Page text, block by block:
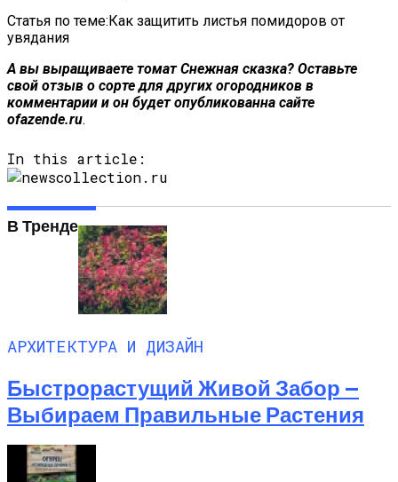
Статья по теме:Как защитить листья помидоров от
увядания
А вы выращиваете томат Снежная сказка? Оставьте
свой отзыв о сорте для других огородников в
комментарии и он будет опубликованна сайте
ofazende.ru.
In this article:
В Тренде
АРХИТЕКТУРА И ДИЗАЙН
Быстрорастущий Живой Забор —
Выбираем Правильные Растения